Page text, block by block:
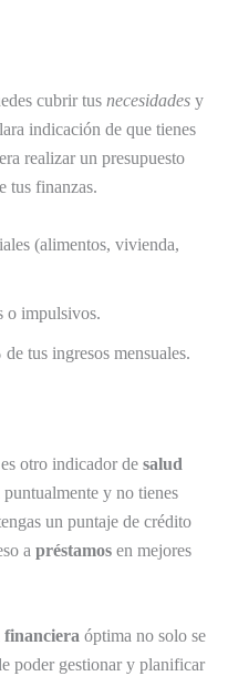
cubrir tus necesidades y
indicación de que tienes
realizar un presupuesto
tus finanzas.
(alimentos, vivienda,
o impulsivos.
de tus ingresos mensuales.
es otro indicador de salud
y no tienes
un puntaje de crédito
a préstamos en mejores
financiera óptima no solo se
poder gestionar y planificar